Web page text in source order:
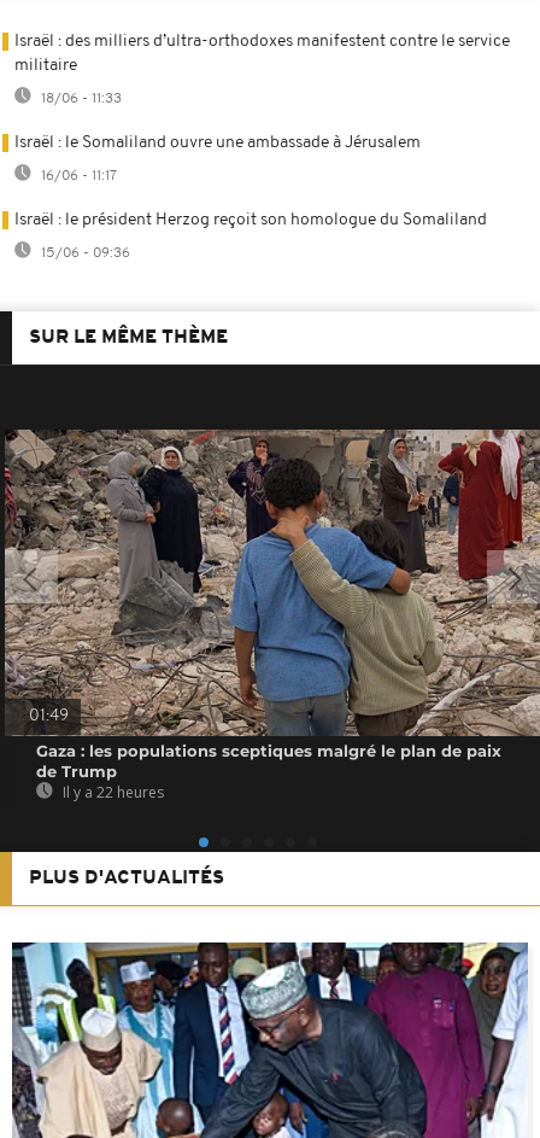
Israël : des milliers d’ultra-orthodoxes manifestent contre le service
militaire
18/06 - 11:33
Israël : le Somaliland ouvre une ambassade à Jérusalem
16/06 - 11:17
Israël : le président Herzog reçoit son homologue du Somaliland
15/06 - 09:36
SUR LE MÊME THÈME
01:49
Gaza : les populations sceptiques malgré le plan de paix
de Trump
Il y a 22 heures
PLUS D'ACTUALITÉS